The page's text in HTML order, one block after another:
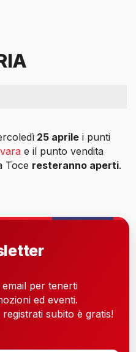
25 aprile i punti
e il punto vendita
Toce resteranno aperti.
per tenerti
ed eventi.
subito è gratis!